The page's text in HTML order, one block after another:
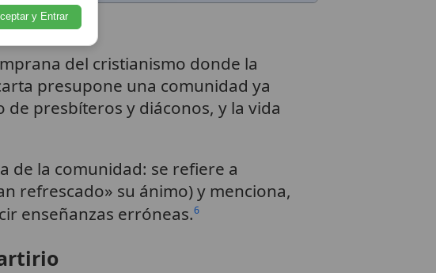
del cristianismo donde la
presupone una comunidad ya
presbíteros y diáconos, y la vida
de la comunidad: se refiere a
refrescado» su ánimo) y menciona,
enseñanzas erróneas.6
y Entrar